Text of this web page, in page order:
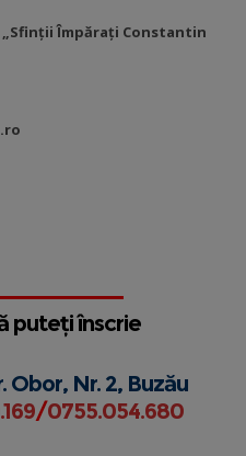
Împărați Constantin
puteți înscrie
Obor, Nr. 2, Buzău
/0755.054.680